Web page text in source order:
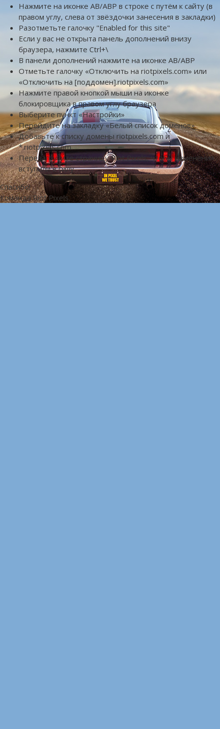
Нажмите на иконке AB/ABP в строке с путём к сайту (в
правом углу, слева от звёздочки занесения в закладки)
Разотметьте галочку "Enabled for this site"
Если у вас не открыта панель дополнений внизу
браузера, нажмите Ctrl+\
В панели дополнений нажмите на иконке AB/ABP
Отметьте галочку «Отключить на riotpixels.com» или
«Отключить на [поддомен].riotpixels.com»
Нажмите правой кнопкой мыши на иконке
блокировщика в правом углу браузера
Выберите пункт «Настройки»
Перейдите на закладку «Белый список доменов»
Добавьте к списку домены riotpixels.com и
*.riotpixels.com
Перезагрузите страницу Riot Pixels, чтобы изменения
вступили в силу
Спасибо!
Команда Riot Pixels.